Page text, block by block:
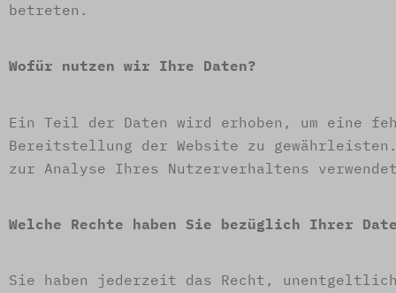
betreten.
Wofür nutzen wir Ihre Daten?
Ein Teil der Daten wird erhoben, um eine
Bereitstellung der Website zu gewährleisten.
zur Analyse Ihres Nutzerverhaltens
Welche Rechte haben Sie bezüglich Ihrer
Sie haben jederzeit das Recht,